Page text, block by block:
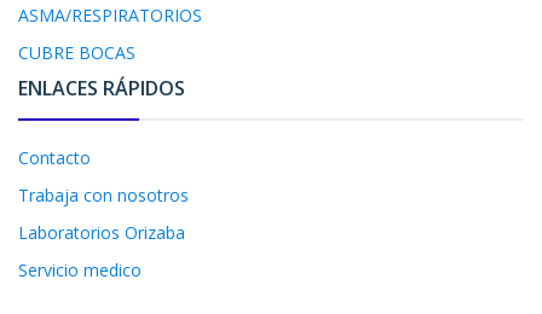
ASMA/RESPIRATORIOS
CUBRE BOCAS
ENLACES RÁPIDOS
Contacto
Trabaja con nosotros
Laboratorios Orizaba
Servicio medico